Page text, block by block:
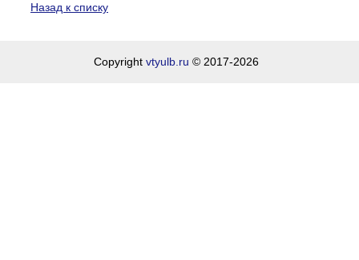
Назад к списку
Copyright vtyulb.ru © 2017-2026